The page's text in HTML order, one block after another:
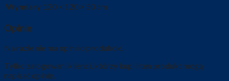
Wymiary 120 × 120 × 50 cm
Opinie
Na razie nie ma opinii o produkcie.
Tylko zalogowani klienci, którzy kupili ten produkt mogą
napisać opinię.